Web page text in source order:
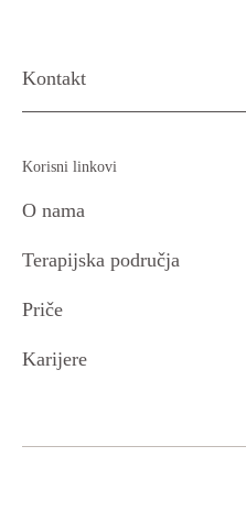
Kontakt
Korisni linkovi
O nama
Terapijska područja
Priče
Karijere